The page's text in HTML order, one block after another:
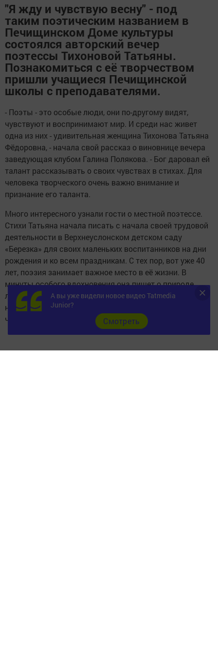
"Я жду и чувствую весну" - под
таким поэтическим названием в
Печищинском Доме культуры
состоялся авторский вечер
поэтессы Тихоновой Татьяны.
Познакомиться с её творчеством
пришли учащиеся Печищинской
школы с преподавателями.
- Поэты - это особые люди, они по-другому видят,
чувствуют и воспринимают мир. И среди нас живет
одна из них - удивительная женщина Тихонова Татьяна
Фёдоровна, - начала свой рассказ о виновнице вечера
заведующая клубом Галина Полякова. - Бог даровал ей
талант рассказывать о своих чувствах в стихах. Для
человека творческого очень важно внимание и
признание его таланта.
Много интересного узнали гости о местной поэтессе.
Стихи Татьяна начала писать с начала своей трудовой
деятельности в Верхнеуслонском детском саду
«Березка» для своих маленьких воспитанников на дни
рождения и ко всем праздникам. С тех пор, вот уже 40
лет, поэзия занимает важное место в её жизни. В
минуты особого вдохновения она пишет о природе,
любви, о своей семье. Её острый взгляд улавливает
неуловимое для людей обыкновенных. Она видит то,
что не замечают другие.
А вы уже видели новое видео Tatmedia
Junior?
Cмотреть